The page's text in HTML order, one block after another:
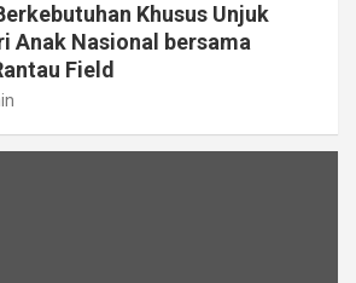
Khusus Unjuk
Anak Nasional bersama
Field